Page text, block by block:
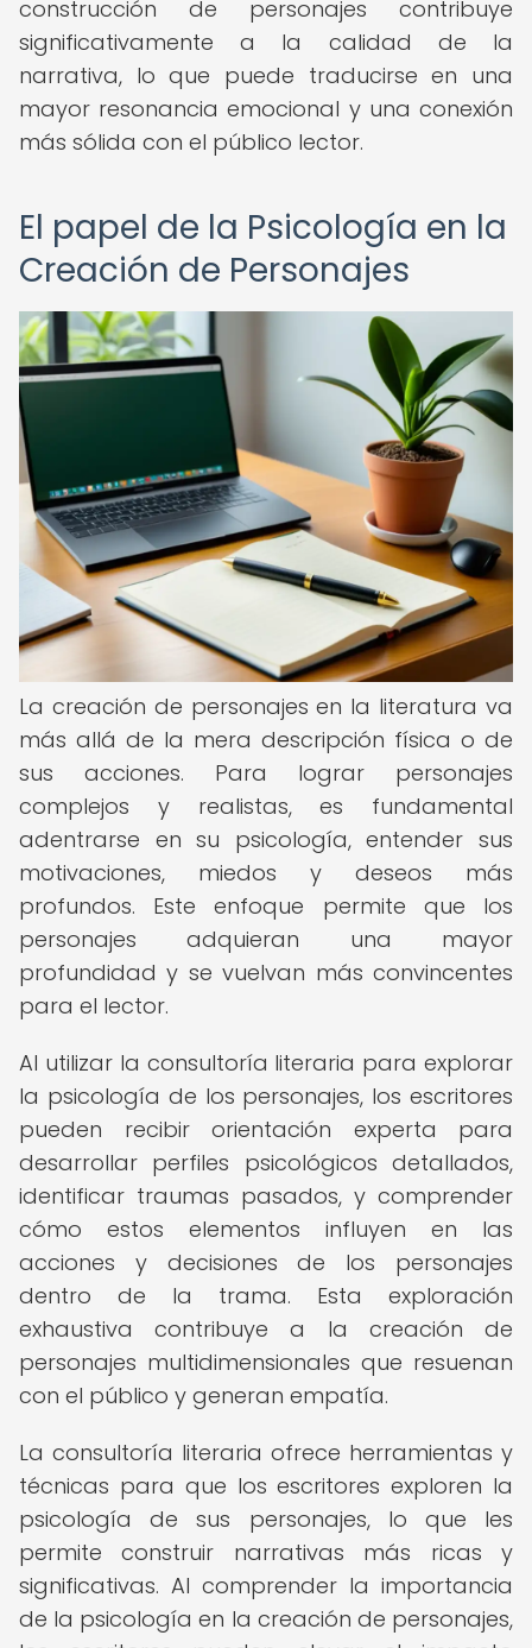
construcción de personajes contribuye
significativamente a la calidad de la
narrativa, lo que puede traducirse en una
mayor resonancia emocional y una conexión
más sólida con el público lector.
El papel de la Psicología en la
Creación de Personajes
La creación de personajes en la literatura va
más allá de la mera descripción física o de
sus acciones. Para lograr personajes
complejos y realistas, es fundamental
adentrarse en su psicología, entender sus
motivaciones, miedos y deseos más
profundos. Este enfoque permite que los
personajes adquieran una mayor
profundidad y se vuelvan más convincentes
para el lector.
Al utilizar la consultoría literaria para explorar
la psicología de los personajes, los escritores
pueden recibir orientación experta para
desarrollar perfiles psicológicos detallados,
identificar traumas pasados, y comprender
cómo estos elementos influyen en las
acciones y decisiones de los personajes
dentro de la trama. Esta exploración
exhaustiva contribuye a la creación de
personajes multidimensionales que resuenan
con el público y generan empatía.
La consultoría literaria ofrece herramientas y
técnicas para que los escritores exploren la
psicología de sus personajes, lo que les
permite construir narrativas más ricas y
significativas. Al comprender la importancia
de la psicología en la creación de personajes,